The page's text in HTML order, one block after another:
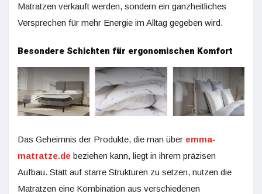
Matratzen verkauft werden, sondern ein ganzheitliches
Versprechen für mehr Energie im Alltag gegeben wird.
Besondere Schichten für ergonomischen Komfort
Das Geheimnis der Produkte, die man über emma-
matratze.de beziehen kann, liegt in ihrem präzisen
Aufbau. Statt auf starre Strukturen zu setzen, nutzen die
Matratzen eine Kombination aus verschiedenen